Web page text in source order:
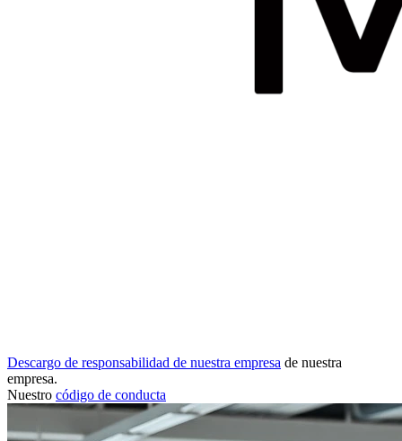
Descargo de responsabilidad de nuestra empresa de nuestra
empresa.
Nuestro código de conducta